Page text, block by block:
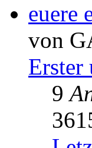
euere
von
Erster
9